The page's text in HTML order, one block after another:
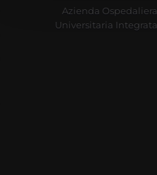
Azienda Ospedaliera
Universitaria Integrata